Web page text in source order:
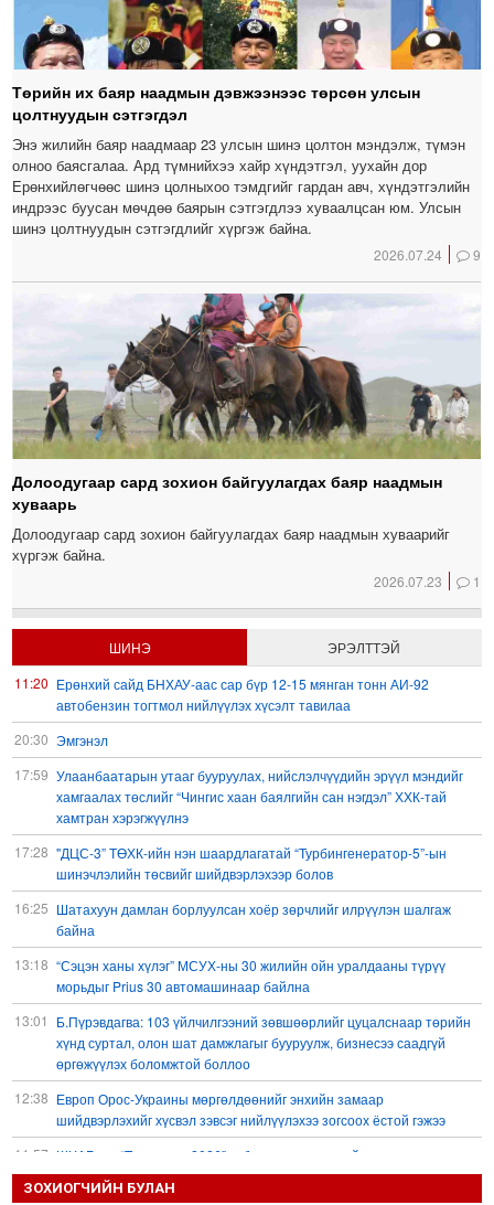
Төрийн их баяр наадмын дэвжээнээс төрсөн улсын
цолтнуудын сэтгэгдэл
Энэ жилийн баяр наадмаар 23 улсын шинэ цолтон мэндэлж, түмэн
олноо баясгалаа. Ард түмнийхээ хайр хүндэтгэл, уухайн дор
Ерөнхийлөгчөөс шинэ цолныхоо тэмдгийг гардан авч, хүндэтгэлийн
индрээс буусан мөчдөө баярын сэтгэгдлээ хуваалцсан юм. Улсын
шинэ цолтнуудын сэтгэгдлийг хүргэж байна.
2026.07.24 9
Долоодугаар сард зохион байгуулагдах баяр наадмын
хуваарь
Долоодугаар сард зохион байгуулагдах баяр наадмын хуваарийг
хүргэж байна.
2026.07.23 1
ШИНЭ
ЭРЭЛТТЭЙ
11:20 Ерөнхий сайд БНХАУ-аас сар бүр 12-15 мянган тонн АИ-92
автобензин тогтмол нийлүүлэх хүсэлт тавилаа
20:30 Эмгэнэл
17:59 Улаанбаатарын утааг бууруулах, нийслэлчүүдийн эрүүл мэндийг
хамгаалах төслийг “Чингис хаан баялгийн сан нэгдэл” ХХК-тай
хамтран хэрэгжүүлнэ
17:28 "ДЦС-3” ТӨХК-ийн нэн шаардлагатай “Турбингенератор-5”-ын
шинэчлэлийн төсвийг шийдвэрлэхээр болов
16:25 Шатахуун дамлан борлуулсан хоёр зөрчлийг илрүүлэн шалгаж
байна
13:18 “Сэцэн ханы хүлэг” МСУХ-ны 30 жилийн ойн уралдааны түрүү
морьдыг Prius 30 автомашинаар байлна
13:01
Б.Пүрэвдагва: 103 үйлчилгээний зөвшөөрлийг цуцалснаар төрийн
хүнд суртал, олон шат дамжлагыг бууруулж, бизнесээ саадгүй
өргөжүүлэх боломжтой боллоо
12:38 Европ Орос-Украины мөргөлдөөнийг энхийн замаар
шийдвэрлэхийг хүсвэл зэвсэг нийлүүлэхээ зогсоох ёстой гэжээ
11:57 ШХАБ-ын “Тяньшань-2026” кибер терроризмтой тэмцэх хамтарсан
сургуулилалт боллоо
ЗОХИОГЧИЙН БУЛАН